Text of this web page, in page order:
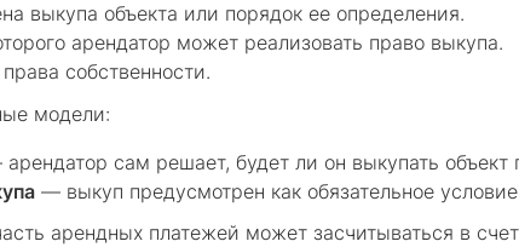
выкупа объекта или порядок ее определения.
арендатор может реализовать право выкупа.
собственности.
модели:
сам решает, будет ли он выкупать объект
— выкуп предусмотрен как обязательное
арендных платежей может засчитываться в